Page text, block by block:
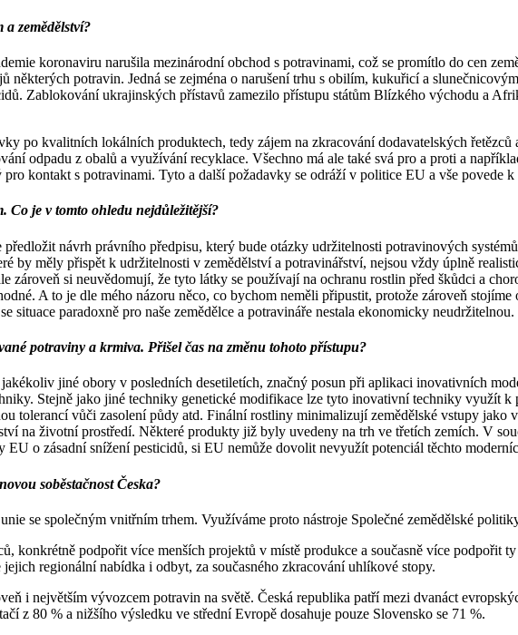
zemědělství?
koronaviru narušila mezinárodní obchod s potravinami, což se promítlo do cen
některých potravin. Jedná se zejména o narušení trhu s obilím, kukuřicí a
Zablokování ukrajinských přístavů zamezilo přístupu státům Blízkého východu a
po kvalitních lokálních produktech, tedy zájem na zkracování dodavatelských
odpadu z obalů a využívání recyklace. Všechno má ale také svá pro a proti a
kontakt s potravinami. Tyto a další požadavky se odráží v politice EU a vše povede
Co je v tomto ohledu nejdůležitější?
návrh právního předpisu, který bude otázky udržitelnosti potravinových
by měly přispět k udržitelnosti v zemědělství a potravinářství, nejsou vždy úplně
zároveň si neuvědomují, že tyto látky se používají na ochranu rostlin před škůdci a
A to je dle mého názoru něco, co bychom neměli připustit, protože zároveň
situace paradoxně pro naše zemědělce a potravináře nestala ekonomicky neudržitelnou.
potraviny a krmiva. Přišel čas na změnu tohoto přístupu?
jiné obory v posledních desetiletích, značný posun při aplikaci inovativních
Stejně jako jiné techniky genetické modifikace lze tyto inovativní techniky využít
tolerancí vůči zasolení půdy atd. Finální rostliny minimalizují zemědělské vstupy
na životní prostředí. Některé produkty již byly uvedeny na trh ve třetích zemích. V
EU o zásadní snížení pesticidů, si EU nemůže dovolit nevyužít potenciál těchto
soběstačnost Česka?
se společným vnitřním trhem. Využíváme proto nástroje Společné zemědělské
konkrétně podpořit více menších projektů v místě produkce a současně více podpořit
regionální nabídka i odbyt, za současného zkracování uhlíkové stopy.
i největším vývozcem potravin na světě. Česká republika patří mezi dvanáct
z 80 % a nižšího výsledku ve střední Evropě dosahuje pouze Slovensko se 71 %.